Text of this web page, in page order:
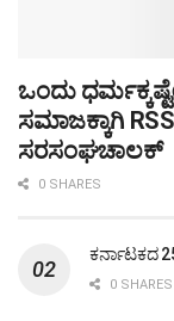
ಒಂದು
ಸಮಾಜಕ್ಕಾಗಿ
ಸರಸಂಘಚಾಲಕ್
0 SHARES
ಕರ್ನಾಟಕದ
0 SHARES